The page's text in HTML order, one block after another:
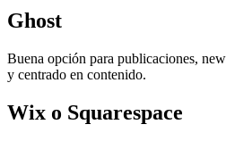
Ghost
Buena opción para publicaciones,
y centrado en contenido.
Wix o Squarespace